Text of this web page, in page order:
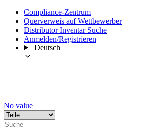
Compliance-Zentrum
Querverweis auf Wettbewerber
Distributor Inventar Suche
Anmelden/Registrieren
Deutsch
No value